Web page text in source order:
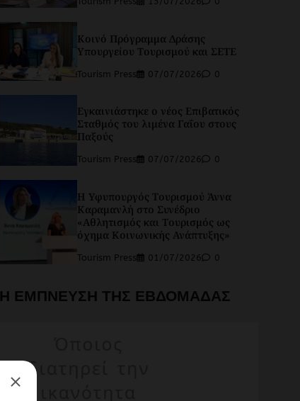
Κοινό Πρόγραμμα Δράσης
Υπουργείου Τουρισμού και ΣΕΤΕ
Tourism Press 07/07/2026 0
Εγκαινιάστηκε ο νέος Επιβατικός
Σταθμός του λιμένα Γαΐου στους
Παξούς
Tourism Press 07/07/2026 0
Η Υφυπουργός Τουρισμού Άννα
Καραμανλή στο Συνέδριο
«Αθλητισμός και Τουρισμός ως
όχημα Κοινωνικής Ανάπτυξης»
Tourism Press 01/07/2026 0
Η ΕΜΠΝΕΥΣΗ ΤΗΣ ΕΒΔΟΜΑΔΑΣ